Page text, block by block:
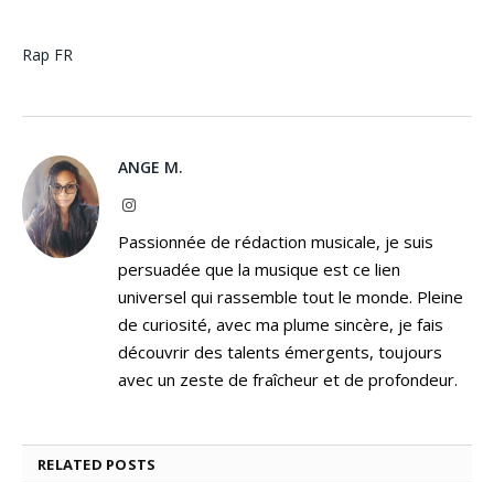
Rap FR
ANGE M.
Instagram
Passionnée de rédaction musicale, je suis
persuadée que la musique est ce lien
universel qui rassemble tout le monde. Pleine
de curiosité, avec ma plume sincère, je fais
découvrir des talents émergents, toujours
avec un zeste de fraîcheur et de profondeur.
RELATED POSTS